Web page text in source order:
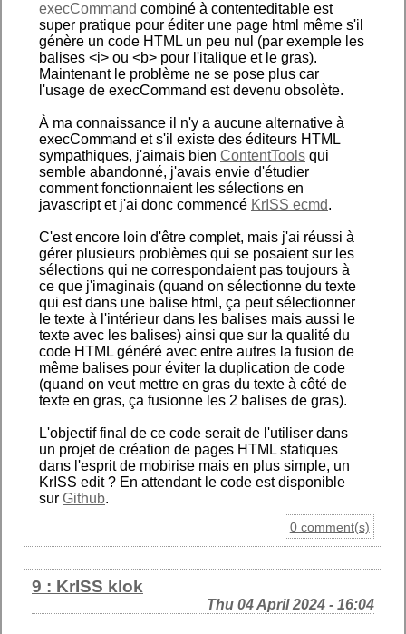
execCommand combiné à contenteditable est
super pratique pour éditer une page html même s'il
génère un code HTML un peu nul (par exemple les
balises <i> ou <b> pour l'italique et le gras).
Maintenant le problème ne se pose plus car
l'usage de execCommand est devenu obsolète.
À ma connaissance il n'y a aucune alternative à
execCommand et s'il existe des éditeurs HTML
sympathiques, j'aimais bien ContentTools qui
semble abandonné, j'avais envie d'étudier
comment fonctionnaient les sélections en
javascript et j'ai donc commencé KrISS ecmd.
C'est encore loin d'être complet, mais j'ai réussi à
gérer plusieurs problèmes qui se posaient sur les
sélections qui ne correspondaient pas toujours à
ce que j'imaginais (quand on sélectionne du texte
qui est dans une balise html, ça peut sélectionner
le texte à l'intérieur dans les balises mais aussi le
texte avec les balises) ainsi que sur la qualité du
code HTML généré avec entre autres la fusion de
même balises pour éviter la duplication de code
(quand on veut mettre en gras du texte à côté de
texte en gras, ça fusionne les 2 balises de gras).
L'objectif final de ce code serait de l'utiliser dans
un projet de création de pages HTML statiques
dans l'esprit de mobirise mais en plus simple, un
KrISS edit ? En attendant le code est disponible
sur Github.
0 comment(s)
9 : KrISS klok
Thu 04 April 2024 - 16:04